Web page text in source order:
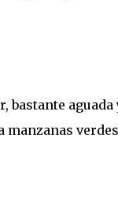
bastante aguada
manzanas verdes